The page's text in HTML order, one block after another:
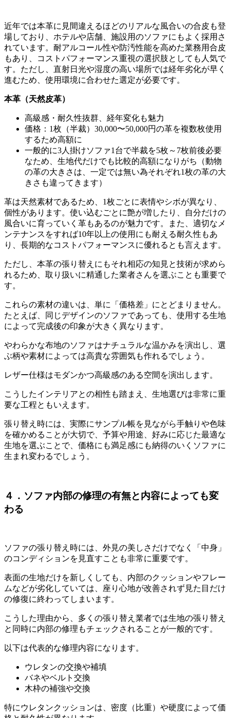
近年では本革に見間違えるほどのリアルな風合いの合皮も登
場しており、ホテルや店舗、施設用のソファにもよく採用さ
れています。耐アルコール性や防汚性能を高めた業務用合皮
もあり、コストパフォーマンス重視の選択肢としても人気で
す。ただし、直射日光や湿度の高い場所では経年劣化が早く
進むため、使用環境に合わせた選定が必要です。
本革（天然皮革）
高級感・耐久性抜群、経年変化も魅力
価格： 1枚（半裁） 30,000〜50,000円の革を複数枚使用
するため高額に
一般的に3人掛けソファ1 台で半裁を5枚～ 7枚前後必要
なため、生地代だけでも比較的高額になりがち（動物
の革の大きさは、一定では無い為それぞれ1枚の革の大
きさも違ってきます）
革は天然素材であるため、 1枚ごとに表情やシボが異なり、
個性があります。使い込むごとに艶が増したり、自分だけの
風合いに育っていく革もあるのが魅力です。また、適切なメ
ンテナンスをすれば10年以上の使用にも耐える耐久性もあ
り、長期的なコストパフォーマンスに優れるとも言えます。
ただし、本革の張り替えにもそれ相応の知見と技術が求めら
れるため、取り扱いに精通した業者さんを選ぶことも重要で
す。
これらの素材の違いは、単に「価格差」にとどまりません。
たとえば、同じデザインのソファであっても、使用する生地
によって完成後の印象が大きく異なります。
やわらかな布地のソファはナチュラルな温かみを演出し、選
ぶ柄や素材によっては高貴な雰囲気も作れるでしょう。
レザー仕様はモダンかつ高級感のある空間を演出します。
こうしたインテリアとの相性も踏まえ、生地選びは非常に重
要な工程ともいえます。
張り替え時には、実際にサンプル帳を見ながら手触りや色味
を確かめることが大切で、予算や用途、好みに応じた最適な
生地を選ぶことで、価格にも満足感にも納得のいくソファに
生まれ変わるでしょう。
４．ソファ内部の修理の有無と内容によっても変
わる
ソファの張り替え時には、外見の美しさだけでなく「中身」
のコンディションを見直すことも非常に重要です。
表面の生地だけを新しくしても、内部のクッションやフレー
ムなどが劣化していては、座り心地が改善されず見た目だけ
の修復に終わってしまいます。
こうした理由から、多くの張り替え業者では生地の張り替え
と同時に内部の修理もチェックされることが一般的です。
以下は代表的な修理内容になります。
ウレタンの交換や補填
バネやベルト交換
木枠の補強や交換
特にウレタンクッションは、密度（比重）や硬度によって価